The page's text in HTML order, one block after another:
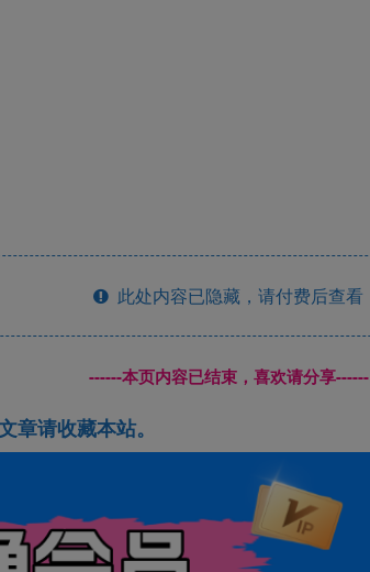
此处内容已隐藏，请付费后查看
------本页内容已结束，喜欢请分享------
章请收藏本站。